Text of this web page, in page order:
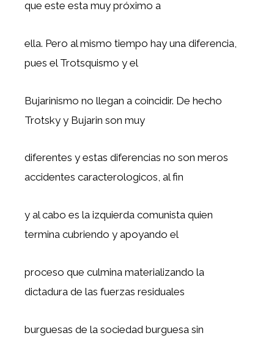
que este esta muy próximo a
ella. Pero al mismo tiempo hay una diferencia,
pues el Trotsquismo y el
Bujarinismo no llegan a coincidir. De hecho
Trotsky y Bujarin son muy
diferentes y estas diferencias no son meros
accidentes caracterologicos, al fin
y al cabo es la izquierda comunista quien
termina cubriendo y apoyando el
proceso que culmina materializando la
dictadura de las fuerzas residuales
burguesas de la sociedad burguesa sin